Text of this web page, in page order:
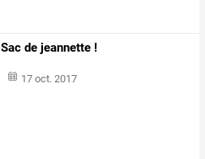
Sac de jeannette !
17 oct. 2017